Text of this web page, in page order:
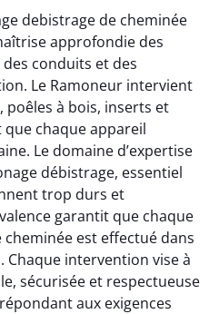
debistrage de cheminée
approfondie des
conduits et des
Le Ramoneur intervient
poêles à bois, inserts et
que chaque appareil
Le domaine d’expertise
débistrage, essentiel
trop durs et
garantit que chaque
est effectué dans
intervention vise à
sécurisée et respectueuse
aux exigences